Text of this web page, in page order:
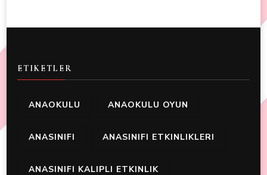
ETIKETLER
ANAOKULU ANAOKULU OYUN
ANASINIFI ANASINIFI ETKINLIKLERI
ANASINIFI KALIPLI ETKINLIK